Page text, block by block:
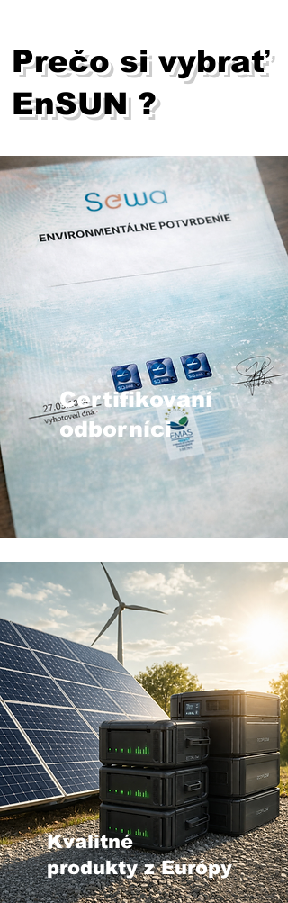
Prečo si vybrať
EnSUN ?
Certifikovaní
odborníci
Kvalitné
produkty z Európy